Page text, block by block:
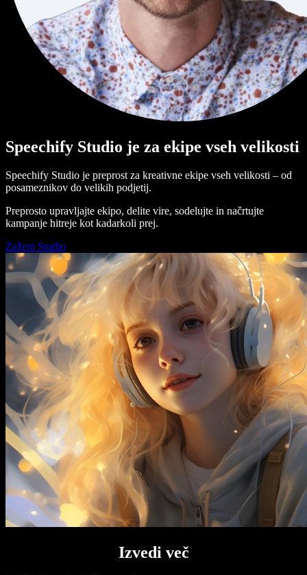
Speechify Studio je za ekipe vseh velikosti
Speechify Studio je preprost za kreativne ekipe vseh velikosti – od
posameznikov do velikih podjetij.
Preprosto upravljajte ekipo, delite vire, sodelujte in načrtujte
kampanje hitreje kot kadarkoli prej.
Zaženi Studio
Izvedi več